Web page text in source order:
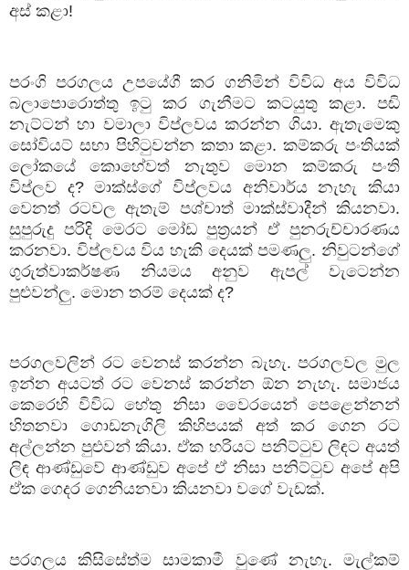
අස් කළා!
පරංගි පරගලය උපයේගී කර ගනිමින් විවිධ අය විවිධ
බලාපොරොත්තු ඉටු කර ගැනීමට කටයුතු කළා. පඬි
නැට්ටන් හා වමාලා විප්ලවය කරන්න ගියා. ඇතැමෙකු
සෝවියට් සභා පිහිටුවන්න කතා කළා. කම්කරු පංතියක්
ලෝකයේ කොහේවත් නැතුව මොන කම්කරු පංති
විප්ලව ද?මාක්ස්ගේ විප්ලවය අනිවාර්ය නැහැ කියා
වෙනත් රටවල ඇතැම් පශ්චාත් මාක්ස්වාදීන් කියනවා.
සුපුරුදු පරිදි මෙරට මෝඩ පුත්‍රයන් ඒ පුනරුච්චාරණය
කරනවා. විප්ලවය විය හැකි දෙයක් පමණලු. නිවුටන්ගේ
ගුරුත්වාකර්ෂණ නියමය අනුව ඇපල් වැටෙන්න
පුළුවන්ලු. මොන තරම් දෙයක් ද?
පරගලවලින් රට වෙනස් කරන්න බැහැ. පරගලවල මුල
ඉන්න අයටත් රට වෙනස් කරන්න ඕන නැහැ. සමාජය
කෙරෙහි විවිධ හේතු නිසා වෛරයෙන් පෙළෙන්නන්
හිතනවා ගොඩනැගිලි කිහිපයක් අත් කර ගෙන රට
අල්ලන්න පුළුවන් කියා. ඒක හරියට පනිට්ටුව ලිඳට අයත්
ලිඳ ආණ්ඩුවේ ආණ්ඩුව අපේ ඒ නිසා පනිට්ටුව අපේ අපි
ඒක ගෙදර ගෙනියනවා කියනවා වගේ වැඩක්.
පරගලය කිසිසේත්ම සාමකාමී වුණේ නැහැ. මැල්කම්